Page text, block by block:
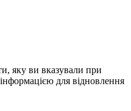
яку ви вказували при
для відновлення